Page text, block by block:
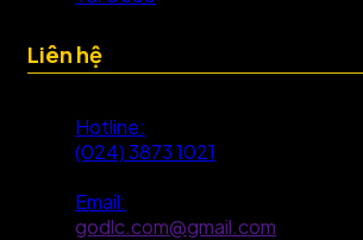
Liên hệ
Hotline:
(024) 3873 1021
Email:
godlc.com@gmail.com